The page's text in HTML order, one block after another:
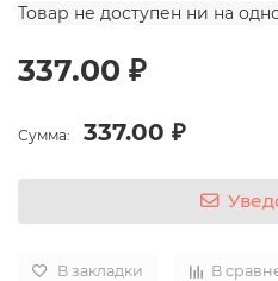
Товар не доступен ни на
337.00 ₽
Сумма: 337.00 ₽
В закладки В